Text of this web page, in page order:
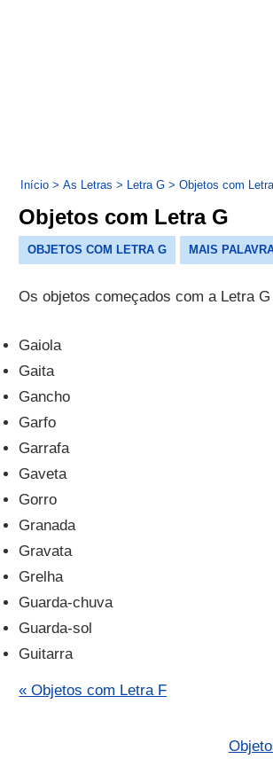
Início > As Letras > Letra G > Objetos com
Objetos com Letra G
OBJETOS COM LETRA G MAIS
Os objetos começados com a Letra
Gaiola
Gaita
Gancho
Garfo
Garrafa
Gaveta
Gorro
Granada
Gravata
Grelha
Guarda-chuva
Guarda-sol
Guitarra
« Objetos com Letra F